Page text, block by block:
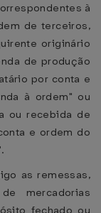
à
de terceiros,
originário
de produção
por conta e
à ordem" ou
ou recebida de
e ordem do
as remessas,
mercadorias
fechado ou